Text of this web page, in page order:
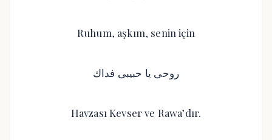
Ruhum, aşkım, senin için
روحى يا حبيبى فداك
Havzası Kevser ve Rawa’dır.